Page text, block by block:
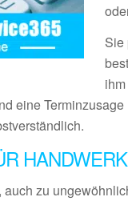
Sie
eine
zu